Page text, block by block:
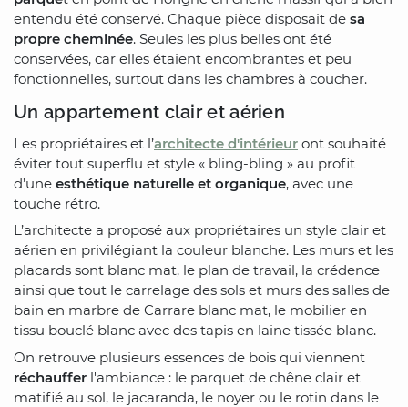
entendu été conservé. Chaque pièce disposait de sa
propre cheminée. Seules les plus belles ont été
conservées, car elles étaient encombrantes et peu
fonctionnelles, surtout dans les chambres à coucher.
Un appartement clair et aérien
Les propriétaires et l’architecte d'intérieur ont souhaité
éviter tout superflu et style « bling-bling » au profit
d’une esthétique naturelle et organique, avec une
touche rétro.
L’architecte a proposé aux propriétaires un style clair et
aérien en privilégiant la couleur blanche. Les murs et les
placards sont blanc mat, le plan de travail, la crédence
ainsi que tout le carrelage des sols et murs des salles de
bain en marbre de Carrare blanc mat, le mobilier en
tissu bouclé blanc avec des tapis en laine tissée blanc.
On retrouve plusieurs essences de bois qui viennent
réchauffer l'ambiance : le parquet de chêne clair et
matifié au sol, le jacaranda, le noyer ou le rotin dans le